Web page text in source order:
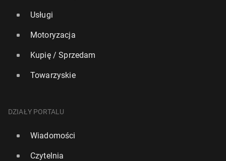
Usługi
Motoryzacja
Kupię / Sprzedam
Towarzyskie
DZIAŁY PORTALU
Wiadomości
Czytelnia